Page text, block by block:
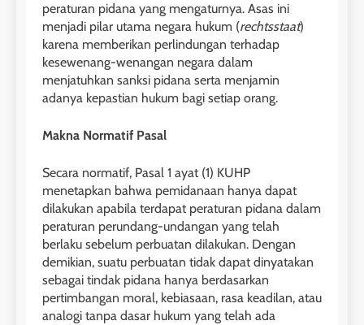
peraturan pidana yang mengaturnya. Asas ini
menjadi pilar utama negara hukum (rechtsstaat)
karena memberikan perlindungan terhadap
kesewenang-wenangan negara dalam
menjatuhkan sanksi pidana serta menjamin
adanya kepastian hukum bagi setiap orang.
Makna Normatif Pasal
Secara normatif, Pasal 1 ayat (1) KUHP
menetapkan bahwa pemidanaan hanya dapat
dilakukan apabila terdapat peraturan pidana dalam
peraturan perundang-undangan yang telah
berlaku sebelum perbuatan dilakukan. Dengan
demikian, suatu perbuatan tidak dapat dinyatakan
sebagai tindak pidana hanya berdasarkan
pertimbangan moral, kebiasaan, rasa keadilan, atau
analogi tanpa dasar hukum yang telah ada